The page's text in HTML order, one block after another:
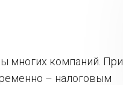
многих компаний. При
– налоговым